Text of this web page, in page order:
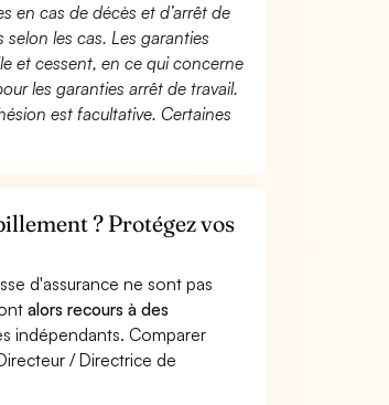
en cas de décès et d’arrêt de
selon les cas. Les garanties
et cessent, en ce qui concerne
les garanties arrêt de travail.
est facultative. Certaines
? Protégez vos
d'assurance ne sont pas
alors recours à des
indépendants. Comparer
/ Directrice de